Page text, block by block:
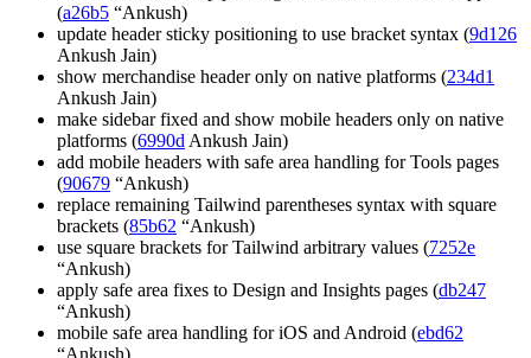
(a26b5 “Ankush)
update header sticky positioning to use bracket syntax (9d126
Ankush Jain)
show merchandise header only on native platforms (234d1
Ankush Jain)
make sidebar fixed and show mobile headers only on native
platforms (6990d Ankush Jain)
add mobile headers with safe area handling for Tools pages
(90679 “Ankush)
replace remaining Tailwind parentheses syntax with square
brackets (85b62 “Ankush)
use square brackets for Tailwind arbitrary values (7252e
“Ankush)
apply safe area fixes to Design and Insights pages (db247
“Ankush)
mobile safe area handling for iOS and Android (ebd62
“Ankush)